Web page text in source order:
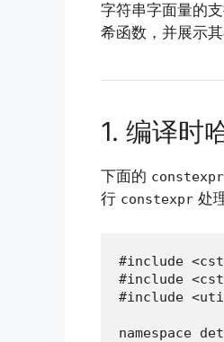
字符串字面量的
希函数，并展示
1. 编译时
下面的 constexpr
行 constexpr 处
#include
#include
#include
namespace